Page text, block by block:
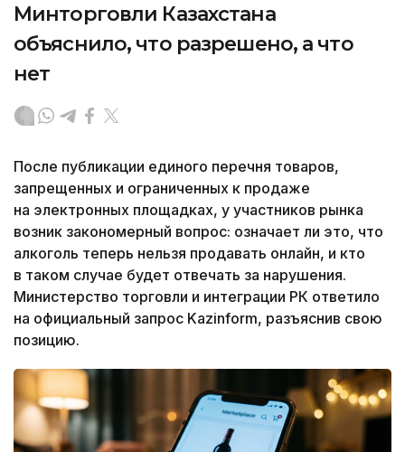
Минторговли Казахстана
объяснило, что разрешено, а что
нет
После публикации единого перечня товаров,
запрещенных и ограниченных к продаже
на электронных площадках, у участников рынка
возник закономерный вопрос: означает ли это, что
алкоголь теперь нельзя продавать онлайн, и кто
в таком случае будет отвечать за нарушения.
Министерство торговли и интеграции РК ответило
на официальный запрос Kazinform, разъяснив свою
позицию.